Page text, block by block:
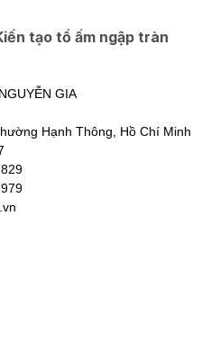
tạo tổ ấm ngập tràn
GIA
Hạnh Thông, Hồ Chí Minh